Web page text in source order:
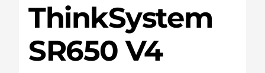
ThinkSystem
SR650 V4